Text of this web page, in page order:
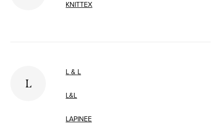
KNITTEX
L
L & L
L&L
LAPINEE